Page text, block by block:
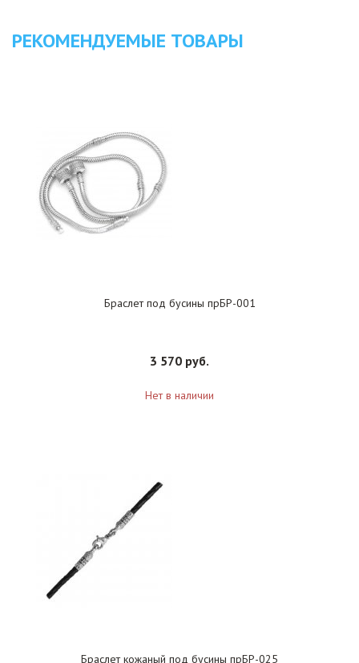
РЕКОМЕНДУЕМЫЕ ТОВАРЫ
Браслет под бусины прБР-001
3 570 руб.
Нет в наличии
Браслет кожаный под бусины прБР-025